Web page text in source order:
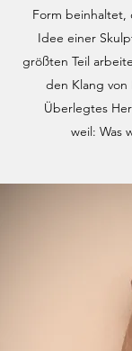
Form beinhaltet,
Idee einer
größten Teil
den Klang von
Überlegtes
weil: Was